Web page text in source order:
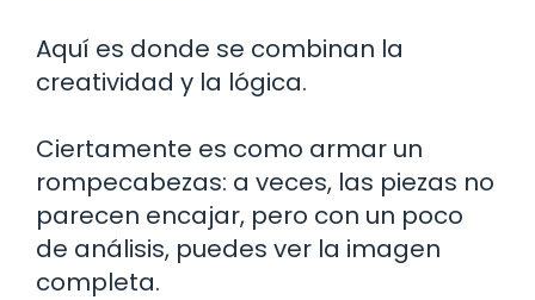
Aquí es donde se combinan la
creatividad y la lógica.
Ciertamente es como armar un
rompecabezas: a veces, las piezas no
parecen encajar, pero con un poco
de análisis, puedes ver la imagen
completa.